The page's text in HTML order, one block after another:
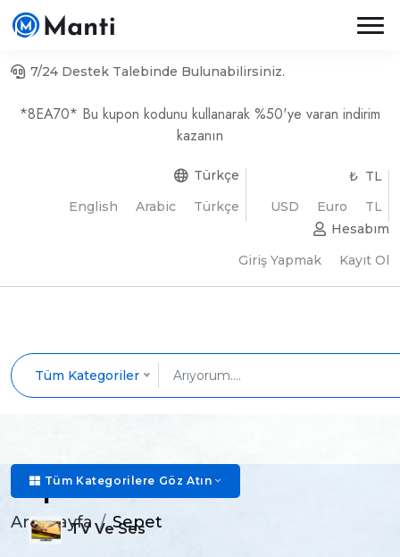
7/24 Destek Talebinde Bulunabilirsiniz.
*8EA70* Bu kupon kodunu kullanarak %50'ye varan indirim
kazanın
Türkçe
English
Arabic Türkçe
₺ TL
USD
Euro
TL
Hesabım
Giriş Yapmak
Kayıt Ol
Tüm Kategoriler
Tüm Kategorilere Göz Atın
TV Ve Ses
Sepet
Ana Sayfa Sepet